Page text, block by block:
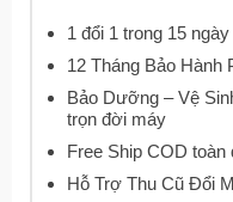
1 đổi 1 trong 15
12 Tháng Bảo Hành
Bảo Dưỡng – Vệ
trọn đời máy
Free Ship COD toàn
Hỗ Trợ Thu Cũ Đổi